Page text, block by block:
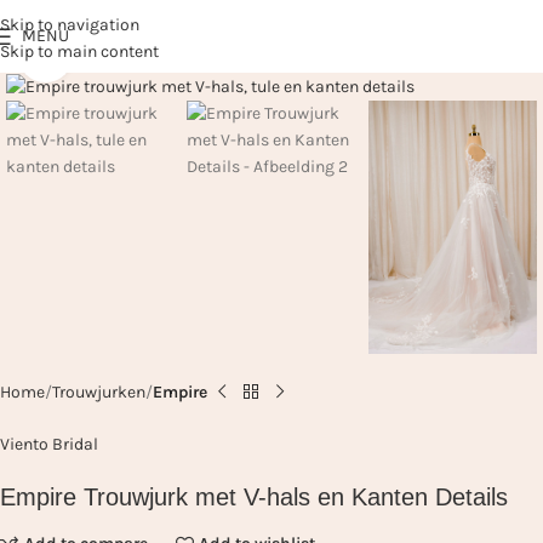
Skip to navigation
Skip to main content
MENU
Click to enlarge
Home Trouwjurken Empire
Viento Bridal
Empire Trouwjurk met V-hals en Kanten Details